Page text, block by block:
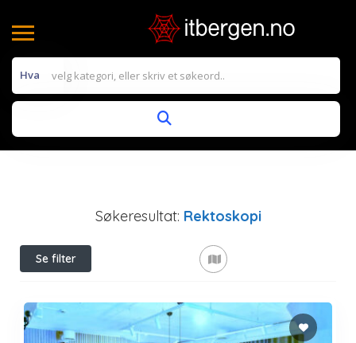
Hva
Søkeresultat: Rektoskopi
Se filter